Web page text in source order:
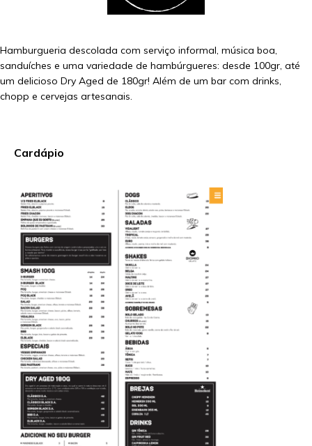
Hamburgueria descolada com serviço informal, música boa,
sanduíches e uma variedade de hambúrgueres: desde 100gr, até
um delicioso Dry Aged de 180gr! Além de um bar com drinks,
chopp e cervejas artesanais.
Cardápio